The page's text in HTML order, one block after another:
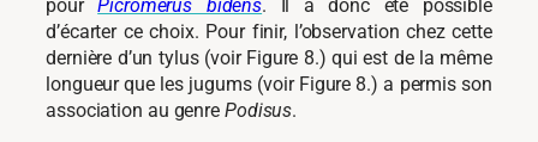
pourPicromerus bidens. Il a donc été possible
d’écarter ce choix. Pour finir, l’observation chez cette
dernière d’un tylus (voir Figure 8.) qui est de la même
longueur que les jugums (voir Figure 8.) a permis son
association au genre Podisus.